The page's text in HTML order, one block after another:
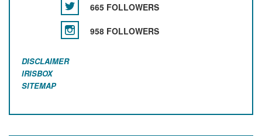
665 FOLLOWERS
958 FOLLOWERS
DISCLAIMER
IRISBOX
SITEMAP